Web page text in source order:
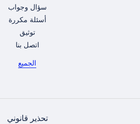
سؤال وجواب
أسئلة مكررة
توثيق
اتصل بنا
الجميع
تحذير قانوني